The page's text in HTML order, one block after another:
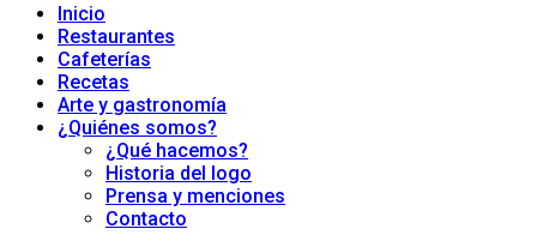
Inicio
Restaurantes
Cafeterías
Recetas
Arte y gastronomía
¿Quiénes somos?
¿Qué hacemos?
Historia del logo
Prensa y menciones
Contacto